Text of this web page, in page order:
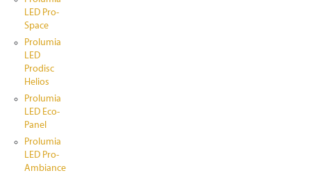
LED Pro-
Space
Prolumia
LED
Prodisc
Helios
Prolumia
LED Eco-
Panel
Prolumia
LED Pro-
Ambiance